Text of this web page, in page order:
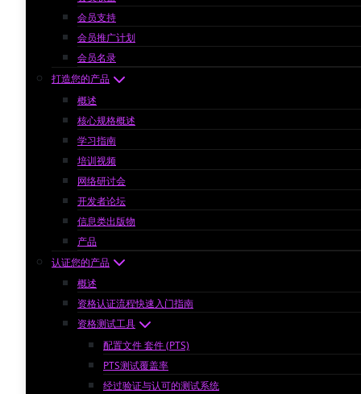
会员支持
会员推广计划
会员名录
打造您的产品
概述
核心规格概述
学习指南
培训视频
网络研讨会
开发者论坛
信息类出版物
产品
认证您的产品
概述
资格认证流程快速入门指南
资格测试工具
配置文件 套件 (PTS)
PTS测试覆盖率
经过验证与认可的测试系统